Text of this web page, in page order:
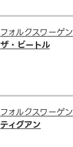
フォルクスワーゲン
ザ・ビートル
フォルクスワーゲン
ティグアン